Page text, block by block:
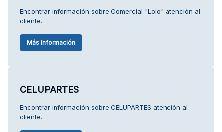
Encontrar información sobre Comercial "Lolo" atención al
cliente.
Más información
CELUPARTES
Encontrar información sobre CELUPARTES atención al
cliente.